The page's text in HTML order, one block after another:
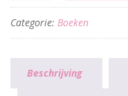
naar
flanel
aantal
Categorie: Boeken
Beschrijving